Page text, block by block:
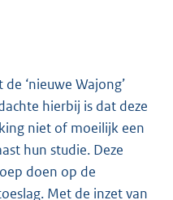
‘nieuwe Wajong’
hierbij is dat deze
niet of moeilijk een
hun studie. Deze
doen op de
Met de inzet van